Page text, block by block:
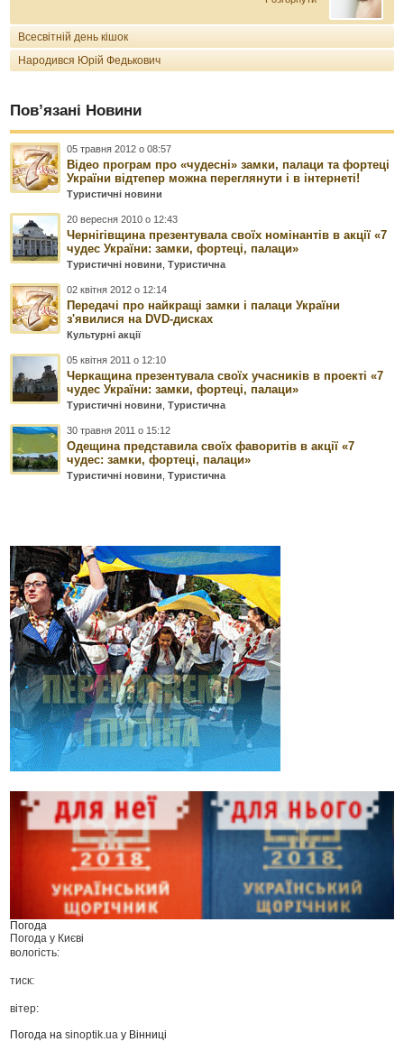
Всесвітній день кішок
Народився Юрій Федькович
Пов’язані Новини
05 травня 2012 о 08:57
Відео програм про «чудесні» замки, палаци та фортеці
України відтепер можна переглянути і в інтернеті!
Туристичні новини
20 вересня 2010 о 12:43
Чернігівщина презентувала своїх номінантів в акції «7
чудес України: замки, фортеці, палаци»
Туристичні новини ,Туристична
02 квітня 2012 о 12:14
Передачі про найкращі замки і палаци України
з'явилися на DVD-дисках
Культурні акції
05 квітня 2011 о 12:10
Черкащина презентувала своїх учасників в проекті «7
чудес України: замки, фортеці, палаци»
Туристичні новини ,Туристична
30 травня 2011 о 15:12
Одещина представила своїх фаворитів в акції «7
чудес: замки, фортеці, палаци»
Туристичні новини ,Туристична
Погода
Погода у Києві
вологість:
тиск:
вітер:
Погода наsinoptik.ua у Вінниці